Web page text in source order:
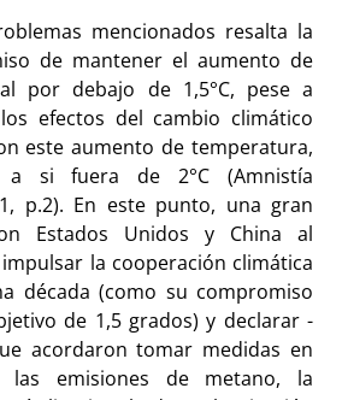
mencionados resalta la
de mantener el aumento de
por debajo de 1,5°C, pese a
efectos del cambio climático
este aumento de temperatura,
a si fuera de 2°C (Amnistía
p.2). En este punto, una gran
Estados Unidos y China al
la cooperación climática
década (como su compromiso
de 1,5 grados) y declarar -
acordaron tomar medidas en
las emisiones de metano, la